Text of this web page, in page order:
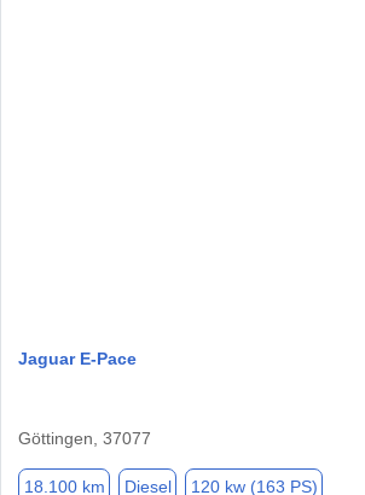
Jaguar E-Pace
Göttingen, 37077
18.100 km Diesel 120 kw (163 PS)